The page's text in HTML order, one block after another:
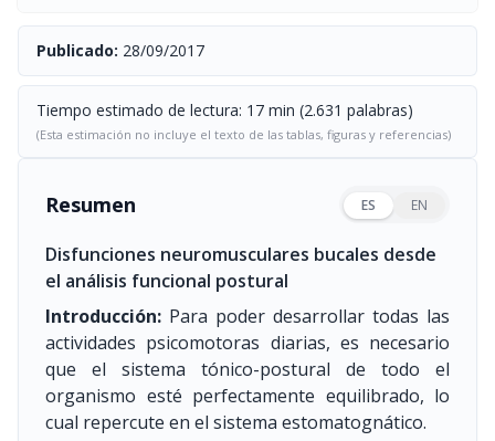
Publicado: 28/09/2017
Tiempo estimado de lectura: 17 min (2.631 palabras)
(Esta estimación no incluye el texto de las tablas, figuras y referencias)
Resumen ES EN
Disfunciones neuromusculares bucales desde
el análisis funcional postural
Introducción: Para poder desarrollar todas las
actividades psicomotoras diarias, es necesario
que el sistema tónico-postural de todo el
organismo esté perfectamente equilibrado, lo
cual repercute en el sistema estomatognático.